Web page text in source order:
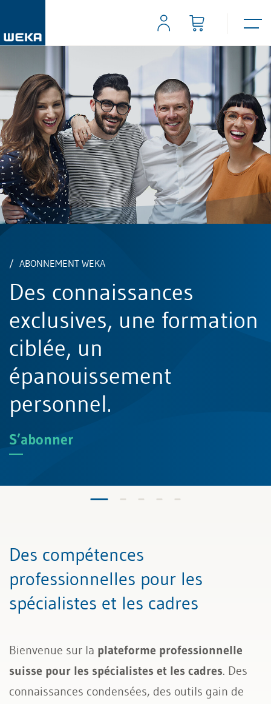
pratique
d’approfondir
et vos
ABONNEMENT WEKA
Des connaissances
exclusives, une formation
ciblée, un
épanouissement
personnel.
S’abonner
Des compétences
professionnelles pour les
spécialistes et les cadres
Bienvenue sur la plateforme professionnelle
suisse pour les spécialistes et les cadres. Des
connaissances condensées, des outils gain de